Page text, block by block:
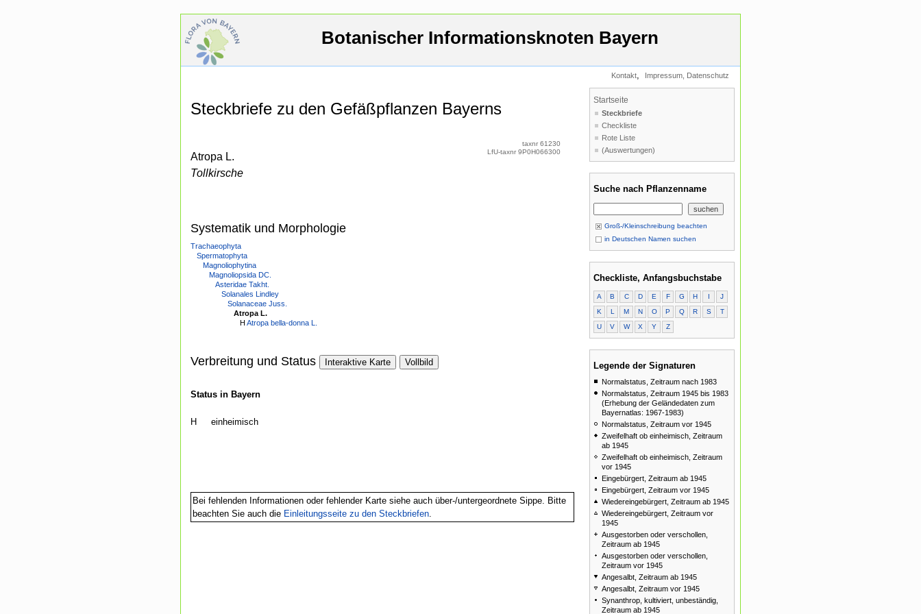
Botanischer Informationsknoten Bayern
Kontakt, Impressum, Datenschutz
Steckbriefe zu den Gefäßpflanzen Bayerns
Atropa L.
Tollkirsche
taxnr 61230
LfU-taxnr 9P0H066300
Systematik und Morphologie
Trachaeophyta
Spermatophyta
Magnoliophytina
Magnoliopsida DC.
Asteridae Takht.
Solanales Lindley
Solanaceae Juss.
Atropa L.
H Atropa bella-donna L.
Verbreitung und Status Interaktive Karte Vollbild
Status in Bayern
H einheimisch
Bei fehlenden Informationen oder fehlender Karte siehe auch über-/untergeordnete Sippe. Bitte
beachten Sie auch die Einleitungsseite zu den Steckbriefen.
Startseite
Steckbriefe
Checkliste
Rote Liste
(Auswertungen)
Suche nach Pflanzenname
Groß-/Kleinschreibung beachten
in Deutschen Namen suchen
Checkliste, Anfangsbuchstabe
A B C D E F G H I
J
K
L M N O P Q R S
T
U
V W X Y Z
Legende der Signaturen
Normalstatus, Zeitraum nach 1983
Normalstatus, Zeitraum 1945 bis 1983
(Erhebung der Geländedaten zum
Bayernatlas: 1967-1983)
Normalstatus, Zeitraum vor 1945
Zweifelhaft ob einheimisch, Zeitraum
ab 1945
Zweifelhaft ob einheimisch, Zeitraum
vor 1945
Eingebürgert, Zeitraum ab 1945
Eingebürgert, Zeitraum vor 1945
Wiedereingebürgert, Zeitraum ab 1945
Wiedereingebürgert, Zeitraum vor
1945
Ausgestorben oder verschollen,
Zeitraum ab 1945
Ausgestorben oder verschollen,
Zeitraum vor 1945
Angesalbt, Zeitraum ab 1945
Angesalbt, Zeitraum vor 1945
Synanthrop, kultiviert, unbeständig,
Zeitraum ab 1945